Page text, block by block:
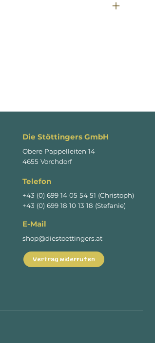
Die Stöttingers GmbH
Obere Pappelleiten 14
4655 Vorchdorf
Telefon
+43 (0) 699 14 05 54 51 (Christoph)
+43 (0) 699 18 10 13 18 (Stefanie)
E-Mail
shop@diestoettingers.at
Vertrag widerrufen